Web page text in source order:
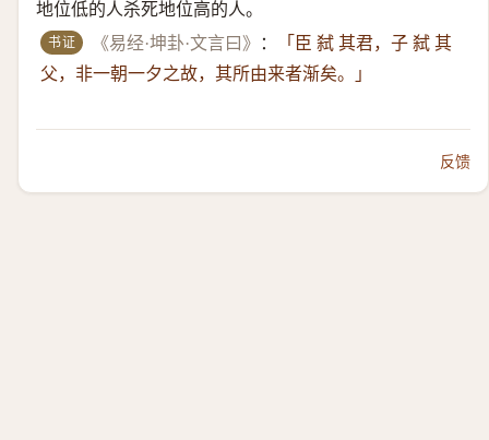
地位低的人杀死地位高的人。
书证 《易经·坤卦·文言曰》 ：
「臣 弑 其君，子 弑 其
父，非一朝一夕之故，其所由来者渐矣。」
反馈